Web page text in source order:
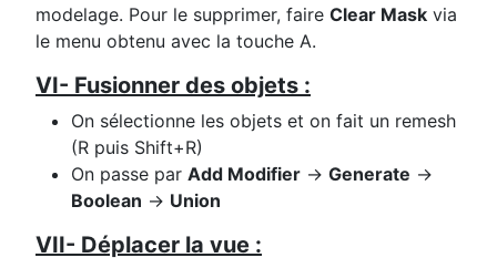
modelage. Pour le supprimer, faire Clear Mask via
le menu obtenu avec la touche A.
VI- Fusionner des objets :
On sélectionne les objets et on fait un remesh
(R puis Shift+R)
On passe par Add Modifier → Generate →
Boolean → Union
VII- Déplacer la vue :